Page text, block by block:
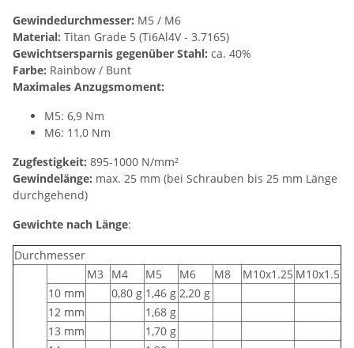
Gewindedurchmesser: M5 / M6
Material: Titan Grade 5 (Ti6Al4V - 3.7165)
Gewichtsersparnis gegenüber Stahl: ca. 40%
Farbe: Rainbow / Bunt
Maximales Anzugsmoment:
M5: 6,9 Nm
M6: 11,0 Nm
Zugfestigkeit: 895-1000 N/mm²
Gewindelänge: max. 25 mm (bei Schrauben bis 25 mm Länge
durchgehend)
Gewichte nach Länge:
Durchmesser
M3
M4 M5 M6 M8 M10x1.25 M10x1.5
10 mm
0,80 g 1,46 g 2,20 g
12 mm
1,68 g
13 mm
1,70 g